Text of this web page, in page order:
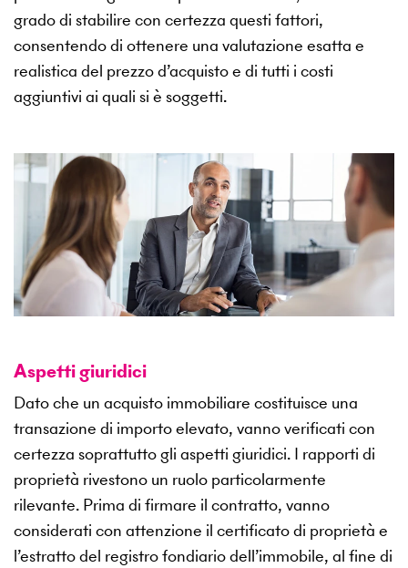
grado di stabilire con certezza questi fattori,
consentendo di ottenere una valutazione esatta e
realistica del prezzo d’acquisto e di tutti i costi
aggiuntivi ai quali si è soggetti.
Aspetti giuridici
Dato che un acquisto immobiliare costituisce una
transazione di importo elevato, vanno verificati con
certezza soprattutto gli aspetti giuridici. I rapporti di
proprietà rivestono un ruolo particolarmente
rilevante. Prima di firmare il contratto, vanno
considerati con attenzione il certificato di proprietà e
l’estratto del registro fondiario dell’immobile, al fine di